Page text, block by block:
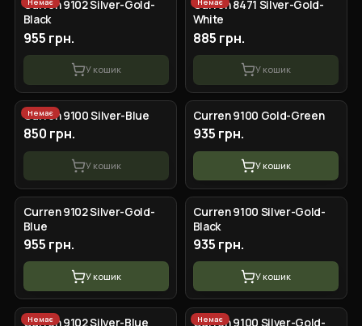
Curren 9102 Silver-Gold-
Black
955 грн.
У кошик
Curren 8471 Silver-Gold-
White
885 грн.
У кошик
Немає
Curren 9100 Silver-Blue
850 грн.
У кошик
Curren 9100 Gold-Green
935 грн.
У кошик
Curren 9102 Silver-Gold-
Blue
955 грн.
У кошик
Curren 9100 Silver-Gold-
Black
935 грн.
У кошик
Немає
Curren 9102 Silver-Blue Немає
Curren 9100 Silver-Gold-